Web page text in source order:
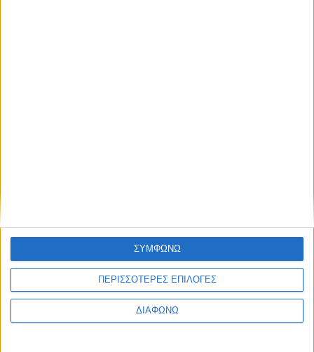
ΠΕΡΙΣΣΟΤΕΡΕΣ ΕΠΙΛΟΓΕΣ
ΔΙΑΦΩΝΩ
ΣΥΜΦΩΝΩ
Blog kritikes-aggelies.gr